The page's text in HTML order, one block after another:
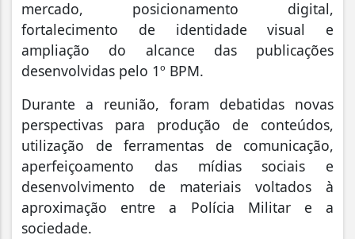
mercado, posicionamento digital,
fortalecimento de identidade visual e
ampliação do alcance das publicações
desenvolvidas pelo 1º BPM.
Durante a reunião, foram debatidas novas
perspectivas para produção de conteúdos,
utilização de ferramentas de comunicação,
aperfeiçoamento das mídias sociais e
desenvolvimento de materiais voltados à
aproximação entre a Polícia Militar e a
sociedade.